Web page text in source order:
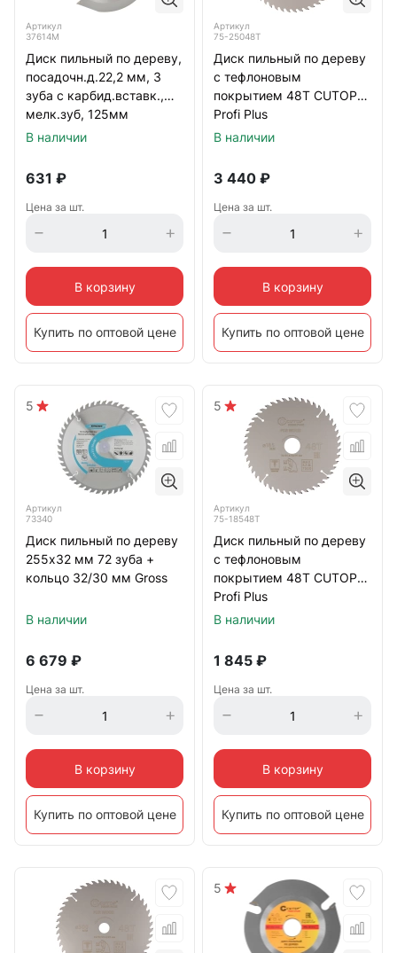
Артикул
37614М
Диск пильный по дереву,
посадочн.д.22,2 мм, 3
зуба с карбид.вставк.,
мелк.зуб, 125мм
В наличии
631 ₽
Цена за шт.
В корзину
Купить по оптовой цене
Артикул
75-25048Т
Диск пильный по дереву
с тефлоновым
покрытием 48Т CUTOP
Profi Plus
250х1,8/2,6х32/30/25,4/20
В наличии
3 440 ₽
Цена за шт.
В корзину
Купить по оптовой цене
5
Артикул
73340
Диск пильный по дереву
255х32 мм 72 зуба +
кольцо 32/30 мм Gross
В наличии
6 679 ₽
Цена за шт.
В корзину
Купить по оптовой цене
5
Артикул
75-18548Т
Диск пильный по дереву
с тефлоновым
покрытием 48Т CUTOP
Profi Plus
185х1,3/2,0х30/25,4/20/16
В наличии
1 845 ₽
Цена за шт.
В корзину
Купить по оптовой цене
5